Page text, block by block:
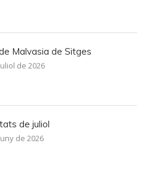
Malvasia de Sitges
de 2026
de juliol
de 2026